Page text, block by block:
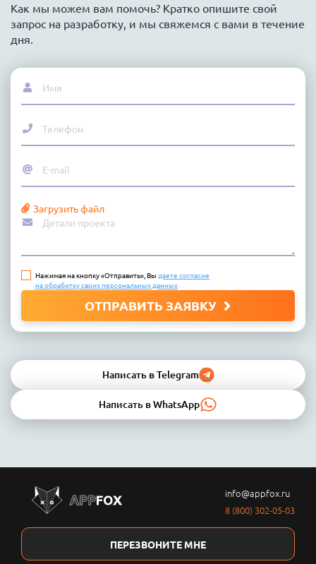
Как мы можем вам помочь? Кратко опишите свой
запрос на разработку, и мы свяжемся с вами в течение
дня.
Детали проекта
Загрузить файл
Нажимая на кнопку «Отправить», Вы даете согласие
на обработку своих персональных данных
ОТПРАВИТЬ ЗАЯВКУ
Написать в Telegram
Написать в WhatsApp
info@appfox.ru
8 (800) 302-05-03
ПЕРЕЗВОНИТЕ МНЕ